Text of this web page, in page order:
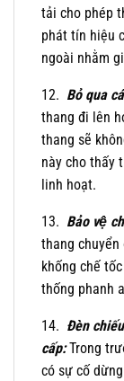
tải cho phép
phát tín hiệu
ngoài nhằm
12. Bỏ qua
thang đi lên
thang sẽ
này cho thấy
linh hoạt.
13. Bảo vệ
thang
khống chế
thống phanh
14. Đèn
cấp:Trong
có sự cố